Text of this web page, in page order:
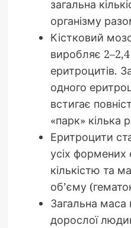
загальна
організму
Кістковий
виробляє
еритроцитів.
одного
встигає
«парк» кілька
Еритроцити
усіх формених
кількістю та
об’єму
Загальна маса
дорослої